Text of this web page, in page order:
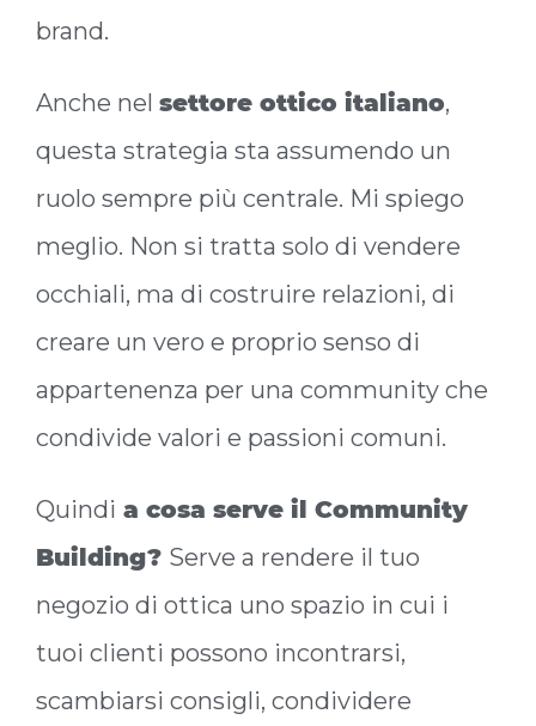
brand.
Anche nel settore ottico italiano,
questa strategia sta assumendo un
ruolo sempre più centrale. Mi spiego
meglio. Non si tratta solo di vendere
occhiali, ma di costruire relazioni, di
creare un vero e proprio senso di
appartenenza per una community che
condivide valori e passioni comuni.
Quindi a cosa serve il Community
Building? Serve a rendere il tuo
negozio di ottica uno spazio in cui i
tuoi clienti possono incontrarsi,
scambiarsi consigli, condividere